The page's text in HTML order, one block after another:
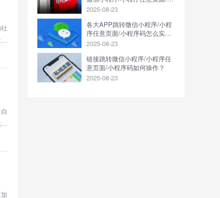
程序码？
2025-08-23
各大APP跳转微信小程序/小程
序任意页面/小程序码怎么实
现？
2025-08-23
链接跳转微信小程序/小程序任
意页面/小程序码如何操作？
2025-08-23